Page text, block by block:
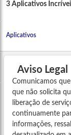
3 Aplicativos
Aplicativos
Aviso Legal
Comunicamos que
que não solicita
liberação de
continuamente
informações,